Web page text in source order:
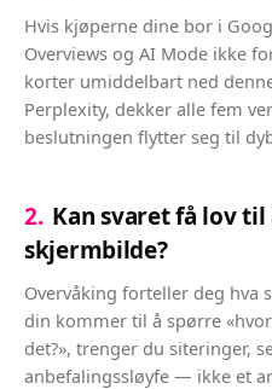
Hvis kjøperne dine bor i
Overviews og AI Mode ikke
korter umiddelbart ned
Perplexity, dekker alle fem
beslutningen flytter seg til
2. Kan svaret få lov
skjermbilde?
Overvåking forteller deg hva
din kommer til å spørre
det?», trenger du siteringer,
anbefalingssløyfe — ikke et